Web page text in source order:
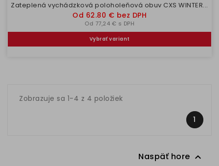
Zateplená vychádzková poloholeňová obuv CXS WINTER...
Cena
Od 62.80 € bez DPH
Od 77,24 € s DPH
Vybrať variant
Zobrazuje sa 1-4 z 4 položiek
1
Naspäť hore 